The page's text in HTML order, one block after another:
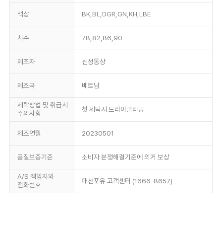
색상 BK,BL,DGR,GN,KH,LBE
치수 78,82,86,90
제조자 신성통상
제조국 베트남
세탁방법 및 취급시
주의사항
첫 세탁시 드라이클리닝
제조연월 20230501
품질보증기준 소비자 분쟁해결기준에 의거 보상
A/S 책임자와
전화번호
패션포유 고객센터 (1666-8657)